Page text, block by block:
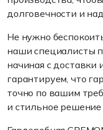
долговечности и
Не нужно
наши специалисты
начиная с
гарантируем, что
точно по вашим
и стильное